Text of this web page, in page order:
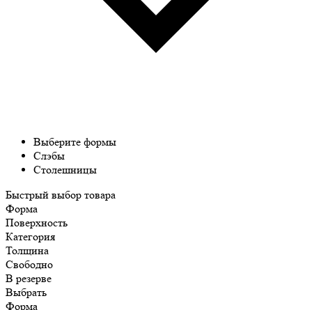
Выберите формы
Слэбы
Столешницы
Быстрый выбор товара
Форма
Поверхность
Категория
Толщина
Свободно
В резерве
Выбрать
Форма